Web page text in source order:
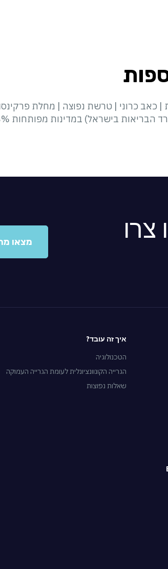
| כאב כרוני | טרשת נפוצה | מחלת
מצאו
איך זה עובד?
הטכנולוגיה
הגרייה הקונוונציונלית לעומת הגרייה העמוקה
שאלות נפוצות